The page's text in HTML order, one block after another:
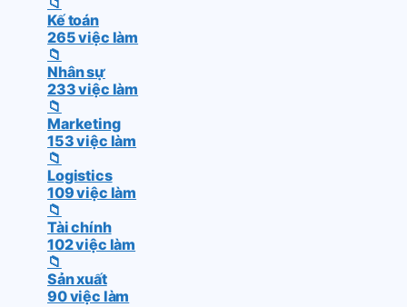
Kế toán
265 việc làm
📁
Nhân sự
233 việc làm
📁
Marketing
153 việc làm
📁
Logistics
109 việc làm
📁
Tài chính
102 việc làm
📁
Sản xuất
90 việc làm